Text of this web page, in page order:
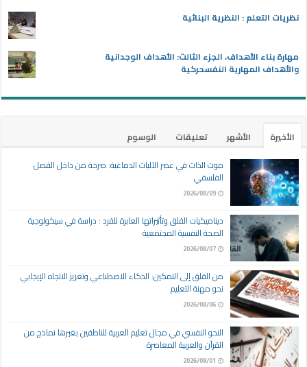
نظريات التعلم : النظرية البنائية
مهارة بناء الأهداف، الجزء الثالث: الأهداف الوجدانية
والأهداف المهارية النفسحركية
الأخيرة الأشهر تعليقات
الوسوم
موت الذات في عصر الآليات الدماغية: صرخة من داخل الفصل
الفلسفي
2026/08/09
ديناميكيات القلق وتأثيراتها العابرة للفرد : دراسة في سيكولوجية
الصحة النفسية المجتمعية
2026/08/07
من القلق إلى التمكين: الذكاء الاصطناعي وتعزيز الاتجاه الإيجابي
نحو مهنة التعليم
2026/08/06
النحو النفسي في مجال تعليم العربية للناطقين بغيرها نماذج من
القرآن والعربية المعاصرة
2026/08/01